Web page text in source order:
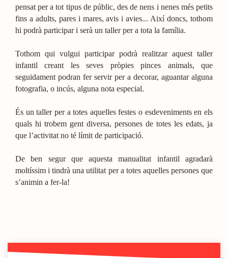
pensat per a tot tipus de públic, des de nens i nenes més petits
fins a adults, pares i mares, avis i avies... Així doncs, tothom
hi podrà participar i serà un taller per a tota la família.
Tothom qui vulgui participar podrà realitzar aquest taller
infantil creant les seves pròpies pinces animals, que
seguidament podran fer servir per a decorar, aguantar alguna
fotografia, o incús, alguna nota especial.
És un taller per a totes aquelles festes o esdeveniments en els
quals hi trobem gent diversa, persones de totes les edats, ja
que l’activitat no té límit de participació.
De ben segur que aquesta manualitat infantil agradarà
moltíssim i tindrà una utilitat per a totes aquelles persones que
s’animin a fer-la!